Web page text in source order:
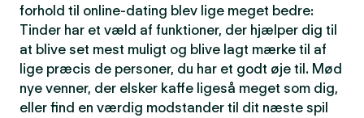
forhold til online-dating blev lige meget bedre:
Tinder har et væld af funktioner, der hjælper dig til
at blive set mest muligt og blive lagt mærke til af
lige præcis de personer, du har et godt øje til. Mød
nye venner, der elsker kaffe ligeså meget som dig,
eller find en værdig modstander til dit næste spil